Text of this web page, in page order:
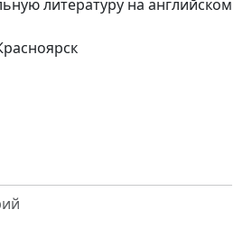
литературу на английском